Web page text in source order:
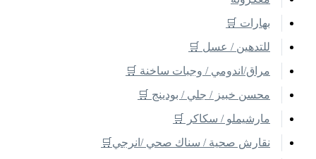
بهارات 🛒
للتدهين / عسل 🛒
مراق/اندومي / وجبات ساخنة 🛒
محسن خبيز / جلي / بودينج 🛒
مارشيملو / سكاكر 🛒
نقارش صحية / سناك صحي /انرجي🛒